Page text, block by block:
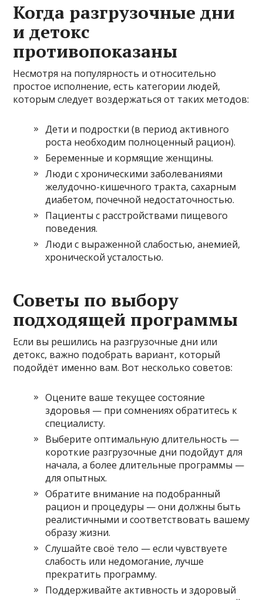
Когда разгрузочные дни
и детокс
противопоказаны
Несмотря на популярность и относительно
простое исполнение, есть категории людей,
которым следует воздержаться от таких методов:
Дети и подростки (в период активного
роста необходим полноценный рацион).
Беременные и кормящие женщины.
Люди с хроническими заболеваниями
желудочно-кишечного тракта, сахарным
диабетом, почечной недостаточностью.
Пациенты с расстройствами пищевого
поведения.
Люди с выраженной слабостью, анемией,
хронической усталостью.
Советы по выбору
подходящей программы
Если вы решились на разгрузочные дни или
детокс, важно подобрать вариант, который
подойдёт именно вам. Вот несколько советов:
Оцените ваше текущее состояние
здоровья — при сомнениях обратитесь к
специалисту.
Выберите оптимальную длительность —
короткие разгрузочные дни подойдут для
начала, а более длительные программы —
для опытных.
Обратите внимание на подобранный
рацион и процедуры — они должны быть
реалистичными и соответствовать вашему
образу жизни.
Слушайте своё тело — если чувствуете
слабость или недомогание, лучше
прекратить программу.
Поддерживайте активность и здоровый